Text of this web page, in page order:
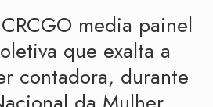
media painel
que exalta a
contadora, durante